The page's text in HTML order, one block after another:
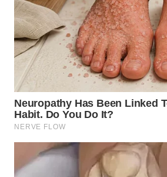
LABUHANBATU
WN
TAPANULI
TENGAH
WN DELI
SERDANG
TEBING
TINGGI